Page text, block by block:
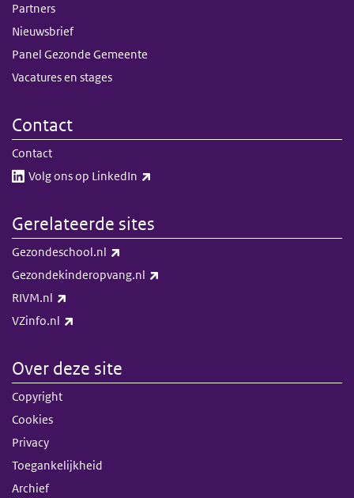
Partners
Nieuwsbrief
Panel Gezonde Gemeente
Vacatures en stages
Contact
Contact
Volg ons op LinkedIn​​
Gerelateerde sites
Gezondeschool.nl
Gezondekinderopvang.nl
RIVM.nl
VZinfo.nl
Over deze site
Copyright
Cookies
Privacy
Toegankelijkheid
Archief